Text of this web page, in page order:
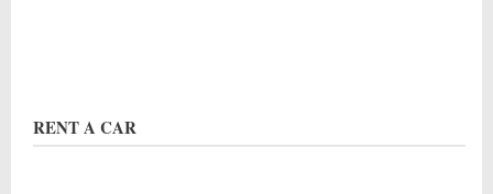
RENT A CAR